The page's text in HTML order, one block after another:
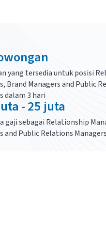
yang tersedia untuk posisi
Brand Managers and Public
dalam 3 hari
-25juta
gaji sebagaiRelationship
and Public Relations Managers